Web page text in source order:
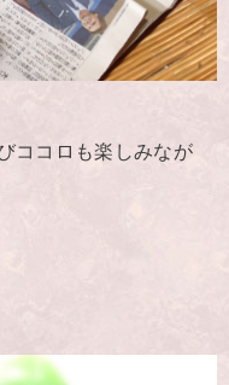
ココロも楽しみなが